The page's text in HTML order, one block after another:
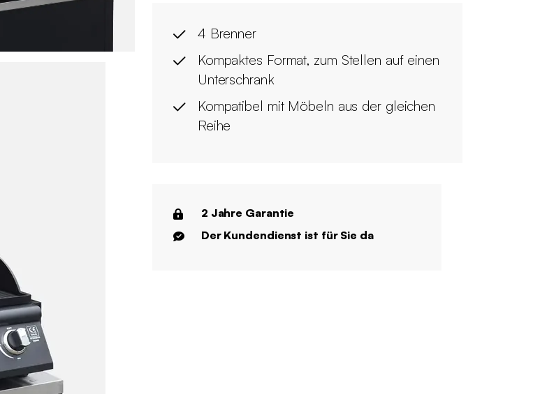
4 Brenner
Kompaktes Format, zum Stellen auf einen
Unterschrank
Kompatibel mit Möbeln aus der gleichen
Reihe
2 Jahre Garantie
Der Kundendienst ist für Sie da